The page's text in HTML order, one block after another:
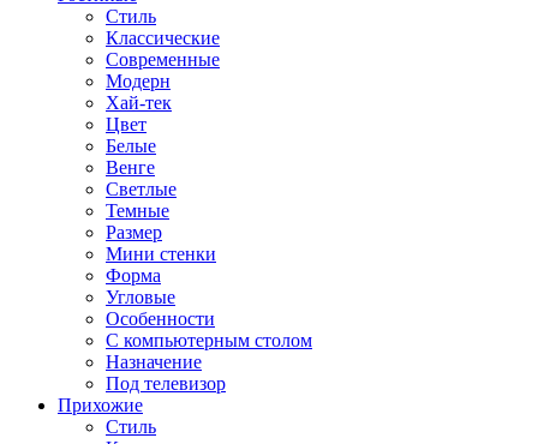
Стиль
Классические
Современные
Модерн
Хай-тек
Цвет
Белые
Венге
Светлые
Темные
Размер
Мини стенки
Форма
Угловые
Особенности
С компьютерным столом
Назначение
Под телевизор
Прихожие
Стиль